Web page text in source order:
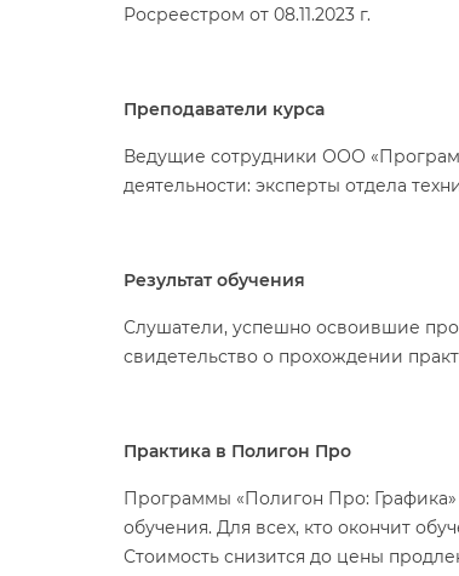
Росреестром от 08.11.2023 г.
Преподаватели курса
едущие сотрудники ООО
деятельности: эксперты отдела
Результат обучения
Слушатели, успешно освоившие
свидетельство о прохождении
Практика в Полигон Про
Программы «Полигон Про: Графика»
обучения. Для всех, кто окончит
Стоимость снизится до цены